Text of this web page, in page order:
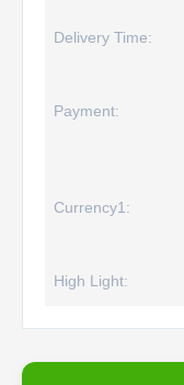
Delivery Time:
Payment:
Currency1:
High Light: